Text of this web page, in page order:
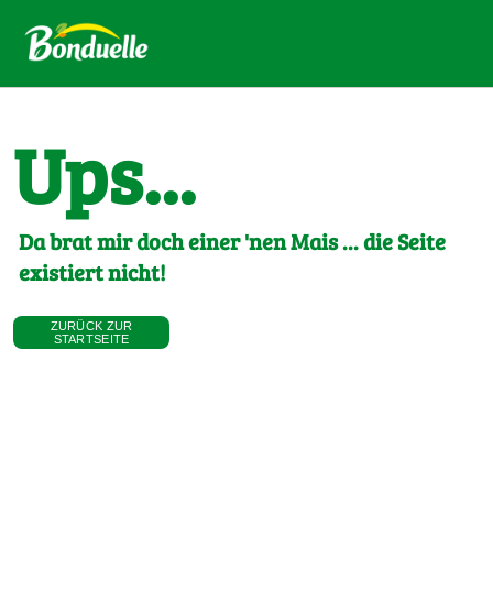
Ups...
Da brat mir doch einer 'nen Mais ... die Seite
existiert nicht!
ZURÜCK ZUR
STARTSEITE